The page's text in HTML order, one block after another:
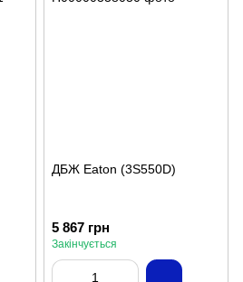
ДБЖ Eaton (3S550D)
5 867 грн
Закінчується